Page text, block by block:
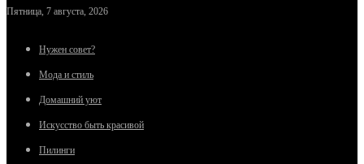
Пятница, 7 августа, 2026
Нужен совет?
Мода и стиль
Домашний уют
Искусство быть красивой
Пилинги